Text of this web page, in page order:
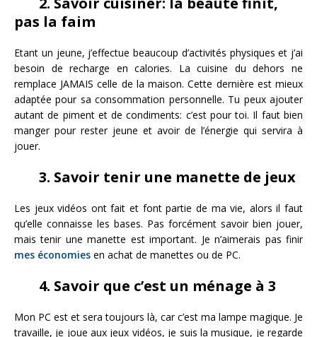
pas la faim
Etant un jeune, j’effectue beaucoup d’activités physiques et j’ai
besoin de recharge en calories. La cuisine du dehors ne
remplace JAMAIS celle de la maison. Cette dernière est mieux
adaptée pour sa consommation personnelle. Tu peux ajouter
autant de piment et de condiments: c’est pour toi. Il faut bien
manger pour rester jeune et avoir de l’énergie qui servira à
jouer.
3. Savoir tenir une manette de jeux
Les jeux vidéos ont fait et font partie de ma vie, alors il faut
qu’elle connaisse les bases. Pas forcément savoir bien jouer,
mais tenir une manette est important. Je n’aimerais pas finir
mes économies en achat de manettes ou de PC.
4. Savoir que c’est un ménage à 3
Mon PC est et sera toujours là, car c’est ma lampe magique. Je
travaille, je joue aux jeux vidéos, je suis la musique, je regarde